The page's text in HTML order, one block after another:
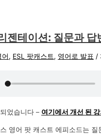
젠테이션: 질문과 답
, ESL 팟캐스트, 영어로 발표 /
었습니다 – 여기에서 개선 된 강
영어 팟 캐스트 에피소드는 질